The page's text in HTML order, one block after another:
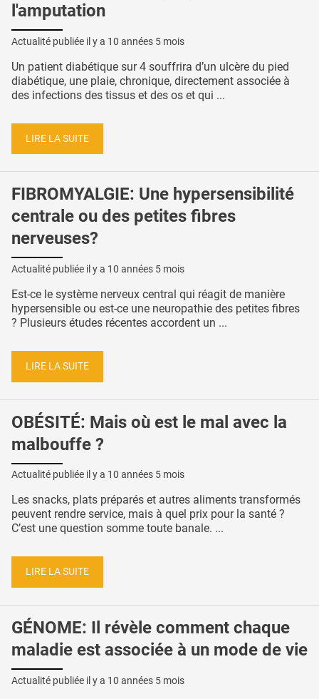
l'amputation
Actualité publiée il y a 10 années 5 mois
Un patient diabétique sur 4 souffrira d’un ulcère du pied
diabétique, une plaie, chronique, directement associée à
des infections des tissus et des os et qui ...
LIRE LA SUITE
FIBROMYALGIE: Une hypersensibilité
centrale ou des petites fibres
nerveuses?
Actualité publiée il y a 10 années 5 mois
Est-ce le système nerveux central qui réagit de manière
hypersensible ou est-ce une neuropathie des petites fibres
? Plusieurs études récentes accordent un ...
LIRE LA SUITE
OBÉSITÉ: Mais où est le mal avec la
malbouffe ?
Actualité publiée il y a 10 années 5 mois
Les snacks, plats préparés et autres aliments transformés
peuvent rendre service, mais à quel prix pour la santé ?
C’est une question somme toute banale. ...
LIRE LA SUITE
GÉNOME: Il révèle comment chaque
maladie est associée à un mode de vie
Actualité publiée il y a 10 années 5 mois